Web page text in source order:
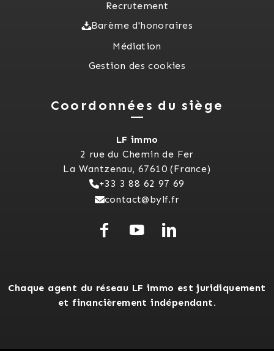
Recrutement
Barème d'honoraires
Médiation
Gestion des cookies
Coordonnées du siège
LF immo
2 rue du Chemin de Fer
La Wantzenau, 67610 (France)
+33 3 88 62 97 69
contact@bylf.fr
Chaque agent du réseau LF immo est juridiquement
et financièrement indépendant.